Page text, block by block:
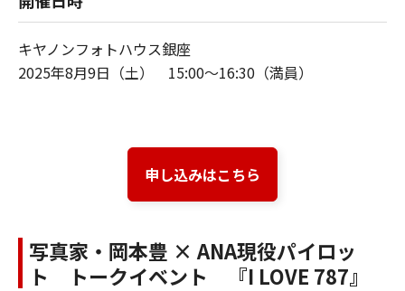
キヤノンフォトハウス銀座
2025年8月9日（土） 15:00～16:30（満員）
申し込みはこちら
写真家・岡本豊 × ANA現役パイロッ
ト トークイベント 『I LOVE 787』